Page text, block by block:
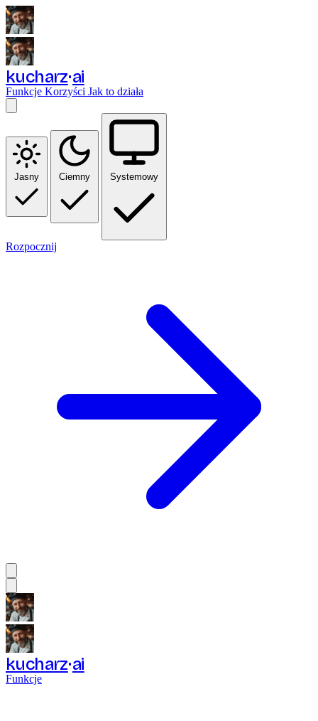
kucharz ai
Funkcje Korzyści Jak to działa
Jasny Ciemny Systemowy
Rozpocznij
kucharz ai
Funkcje